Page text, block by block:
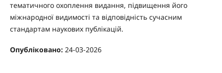
тематичного охоплення видання, підвищення його
міжнародної видимості та відповідність сучасним
стандартам наукових публікацій.
Опубліковано: 24-03-2026